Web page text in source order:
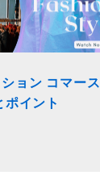
ョン コマース
ポイント